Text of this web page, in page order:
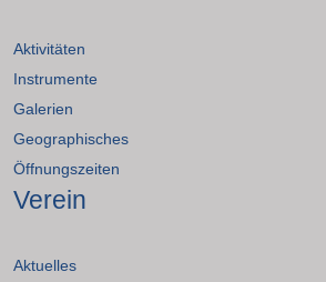
Aktivitäten
Instrumente
Galerien
Geographisches
Öffnungszeiten
Verein
Aktuelles